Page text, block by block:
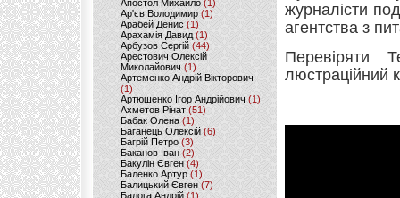
Апостол Михайло(1)
Ар'єв Володимир (1)
Арабей Денис(1)
Арахамія Давид (1)
Арбузов Сергій (44)
Арестович Олексій
Миколайович(1)
Артеменко Андрій Вікторович
(1)
Артюшенко Ігор Андрійович(1)
Ахметов Рінат(51)
Бабак Олена(1)
Баганець Олексій(6)
Багрій Петро (3)
Баканов Іван(2)
Бакулін Євген (4)
Баленко Артур(1)
Балицький Євген(7)
Балога Андрій (1)
журналісти
агентства з
Перевіряти
люстраційний